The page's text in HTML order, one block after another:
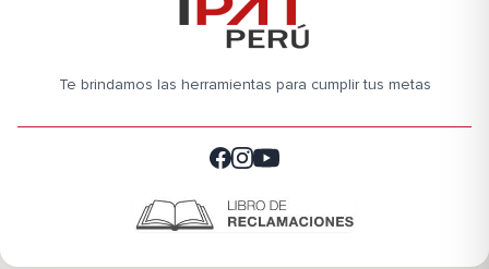
Te brindamos las herramientas para cumplir tus metas